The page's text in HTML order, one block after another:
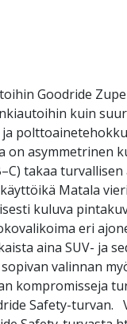
Goodride
kuin
on asymmetrinen
takaa
Matala
kuluva
eri
aina SUV- ja
valinnan
kompromisseja
Safety-turvan.